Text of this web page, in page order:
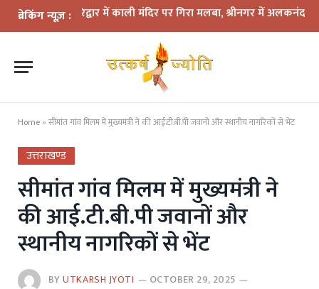
ब्रेकिंग न्यूज़ :
में काली मंदिर पर गिरा मलबा, श्रीनगर में अलकनंदा का जलस्तर खतरे से
Home » सीमांत गांव मिलम में मुख्यमंत्री ने की आई.टी.बी.पी जवानों और स्थानीय नागरिकों से भेंट
उत्तराखण्ड
सीमांत गांव मिलम में मुख्यमंत्री ने
की आई.टी.बी.पी जवानों और
स्थानीय नागरिकों से भेंट
BYUTKARSH JYOTI
OCTOBER 29, 2025